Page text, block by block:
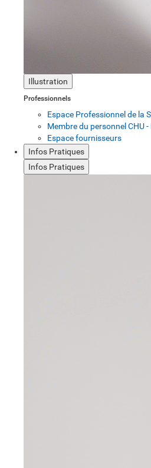
Illustration
Professionnels
Espace Professionnel de la
Membre du personnel CHU
Espace fournisseurs
Infos Pratiques
Infos Pratiques